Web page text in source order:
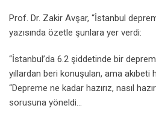
Prof. Dr. Zakir Avşar, “İstanbul
yazısında özetle şunlara yer verdi:
“İstanbul’da 6.2 şiddetinde bir
yıllardan beri konuşulan, ama akıbeti
“Depreme ne kadar hazırız, nasıl
sorusuna yöneldi…